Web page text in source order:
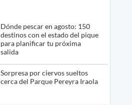
Dónde pescar en agosto: 150
destinos con el estado del pique
para planificar tu próxima
salida
Sorpresa por ciervos sueltos
cerca del Parque Pereyra Iraola